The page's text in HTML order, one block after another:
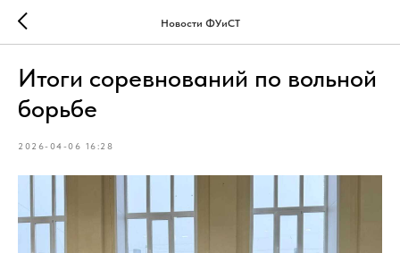
Новости ФУиСТ
Итоги соревнований по вольной
борьбе
2026-04-06 16:28